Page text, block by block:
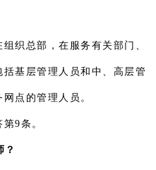
织总部，在服务有关部门、
基层管理人员和中、高层管
点的管理人员。
9条。
？